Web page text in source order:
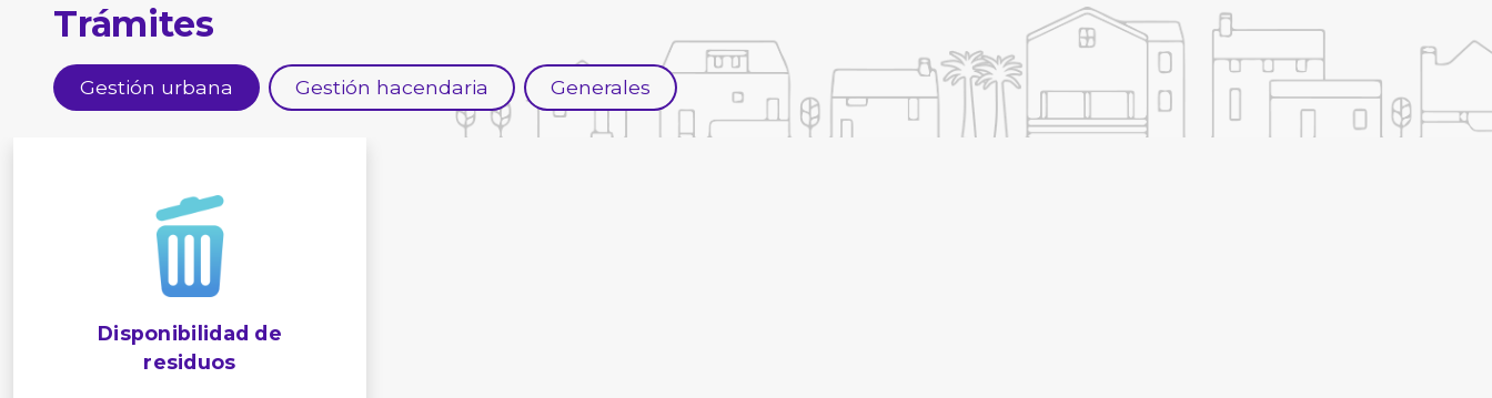
Trámites
Gestión urbana Gestión hacendaria Generales
Disponibilidad de
residuos